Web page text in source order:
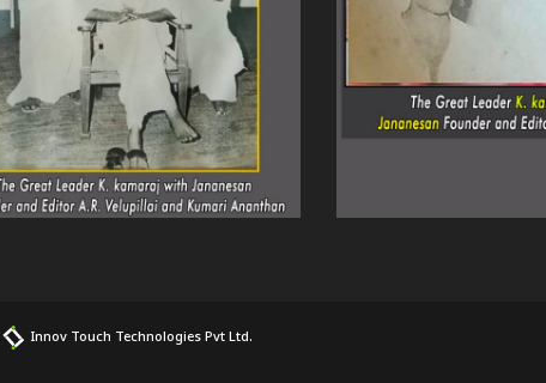
Innov Touch Technologies Pvt Ltd.